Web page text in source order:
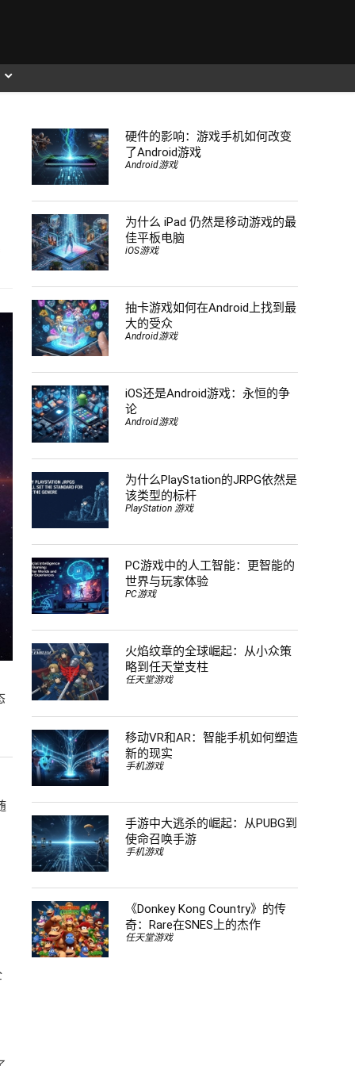
硬件的影响：游戏手机如何改变
了Android游戏
Android游戏
为什么 iPad 仍然是移动游戏的最
佳平板电脑
iOS游戏
抽卡游戏如何在Android上找到最
大的受众
Android游戏
iOS还是Android游戏：永恒的争
论
Android游戏
为什么PlayStation的JRPG依然是
该类型的标杆
PlayStation 游戏
PC游戏中的人工智能：更智能的
世界与玩家体验
PC游戏
火焰纹章的全球崛起：从小众策
略到任天堂支柱
任天堂游戏
移动VR和AR：智能手机如何塑造
新的现实
手机游戏
手游中大逃杀的崛起：从PUBG到
使命召唤手游
手机游戏
《Donkey Kong Country》的传
奇：Rare在SNES上的杰作
任天堂游戏